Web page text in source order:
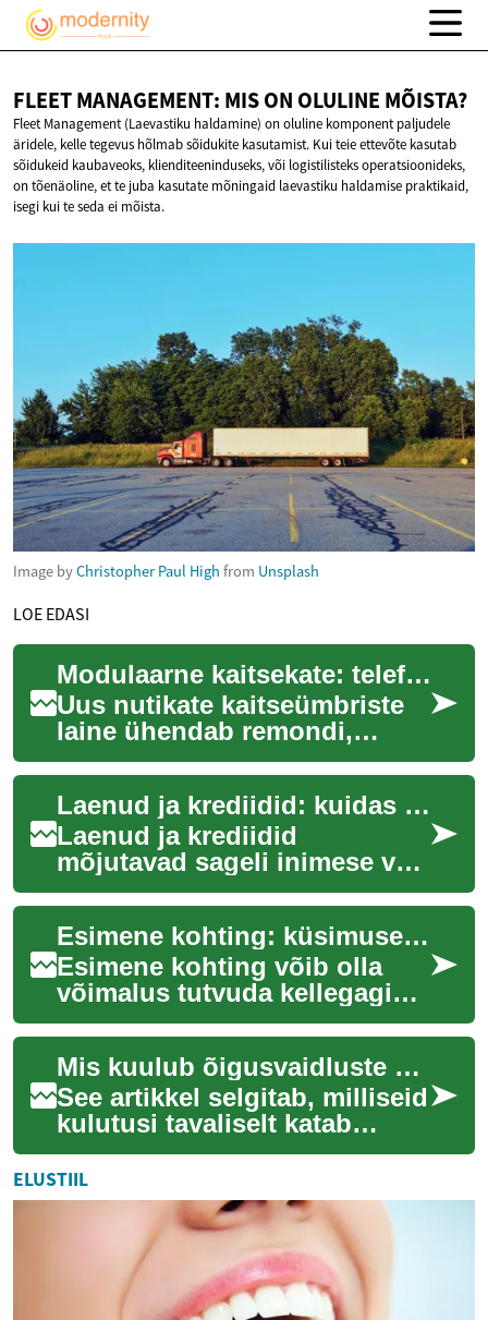
FLEET MANAGEMENT: MIS ON OLULINE MÕISTA?
Fleet Management (Laevastiku haldamine) on oluline komponent paljudele
äridele, kelle tegevus hõlmab sõidukite kasutamist. Kui teie ettevõte kasutab
sõidukeid kaubaveoks, klienditeeninduseks, või logistilisteks operatsioonideks,
on tõenäoline, et te juba kasutate mõningaid laevastiku haldamise praktikaid,
isegi kui te seda ei mõista.
Image byChristopher Paul High from Unsplash
LOE EDASI
Modulaarne kaitsekate: telefonikaitse, mis parandab
Uus nutikate kaitseümbriste
laine ühendab remondi,
diagnostika ja modulaarse
lisavarustuse. See artikkel
selgitab mik...
Laenud ja krediidid: kuidas valida ja mõista tingimusi
Laenud ja krediidid
mõjutavad sageli inimese või
ettevõtte igapäevast rahaasju
ning pikemaajalist
finantsstabiilsust....
Esimene kohting: küsimused, mis avavad vestluse väärtuste kohta
Esimene kohting võib olla
võimalus tutvuda kellegagi
sügavamal tasandil — mitte
ainult hobide ja rutiini kaudu,
vaid ...
Mis kuulub õigusvaidluste kulude katvusse ja mis jääb väljapoole
See artikkel selgitab, milliseid
kulutusi tavaliselt katab
õigusvaidluste kulude
kindlustus ning millised
juhtumid võ...
ELUSTIIL